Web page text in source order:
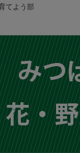
てよう部